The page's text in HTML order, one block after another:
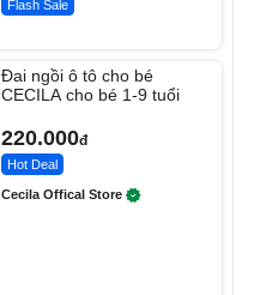
Flash Sale
Đai ngồi ô tô cho bé
CECILA cho bé 1-9 tuổi
220.000đ
Hot Deal
Cecila Offical Store